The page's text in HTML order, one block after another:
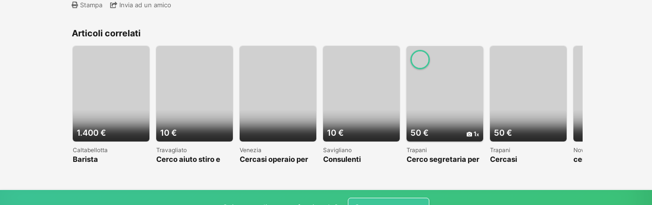
Stampa Invia ad un amico
Articoli correlati
1.400 €
Caltabellotta
Barista
10 €
Travagliato
Cerco aiuto stiro e
Venezia
Cercasi operaio per
10 €
Savigliano
Consulenti
50 € 1
Trapani
Cerco segretaria per
50 €
Trapani
Cercasi
Novara
cerco signora